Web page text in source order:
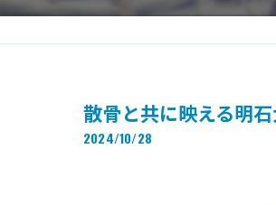
散骨と共に映える明
2024/10/28